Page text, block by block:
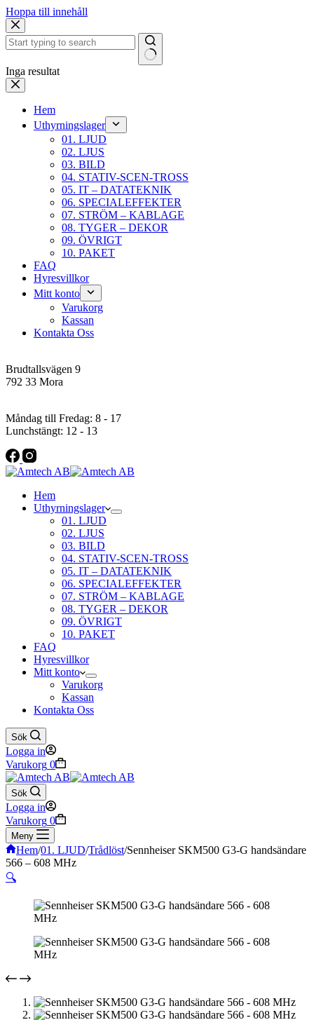
Hoppa till innehåll
Inga resultat
Hem
Uthyrningslager
01. LJUD
02. LJUS
03. BILD
04. STATIV-SCEN-TROSS
05. IT – DATATEKNIK
06. SPECIALEFFEKTER
07. STRÖM – KABLAGE
08. TYGER – DEKOR
09. ÖVRIGT
10. PAKET
FAQ
Hyresvillkor
Mitt konto
Varukorg
Kassan
Kontakta Oss
Brudtallsvägen 9
792 33 Mora
Måndag till Fredag: 8 - 17
Lunchstängt: 12 - 13
Hem
Uthyrningslager
01. LJUD
02. LJUS
03. BILD
04. STATIV-SCEN-TROSS
05. IT – DATATEKNIK
06. SPECIALEFFEKTER
07. STRÖM – KABLAGE
08. TYGER – DEKOR
09. ÖVRIGT
10. PAKET
FAQ
Hyresvillkor
Mitt konto
Varukorg
Kassan
Kontakta Oss
Sök
Logga in
Varukorg 0
Sök
Logga in
Varukorg 0
Meny
Hem/01. LJUD/Trådlöst/Sennheiser SKM500 G3-G handsändare
566 – 608 MHz
🔍